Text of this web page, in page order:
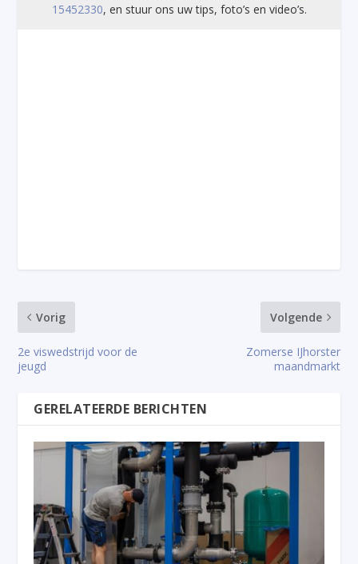
15452330, en stuur ons uw tips, foto’s en video’s.
Vorig
2e viswedstrijd voor de
jeugd
Volgende
Zomerse IJhorster
maandmarkt
GERELATEERDE BERICHTEN